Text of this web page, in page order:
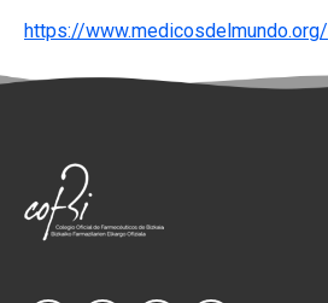
https://www.medicosdelmundo.org/